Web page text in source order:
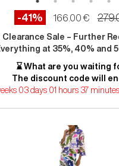
-41% 166.00 €
Clearance Sale – Further
at 35%, 40% and
⌛ What are you waiting
The discount code will
03 days 01 hours 37